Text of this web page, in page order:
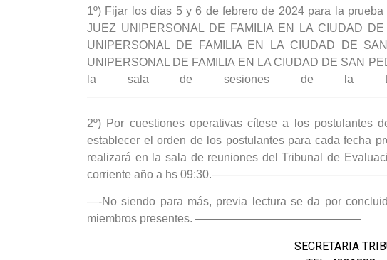
1º) Fijar los días 5 y 6 de febrero de 2024 para la
JUEZ UNIPERSONAL DE FAMILIA EN LA CIUDAD
UNIPERSONAL DE FAMILIA EN LA CIUDAD DE
UNIPERSONAL DE FAMILIA EN LA CIUDAD DE SAN
la sala de sesiones de la
2º) Por cuestiones operativas cítese a los postulantes
establecer el orden de los postulantes para cada fecha
realizará en la sala de reuniones del Tribunal de
corriente año a hs
—-No siendo para más, previa lectura se da por
miembros presentes. ——————————————–
SECRETARIA